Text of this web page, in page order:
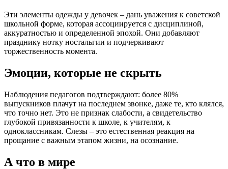
Эти элементы одежды у девочек – дань уважения к советской
школьной форме, которая ассоциируется с дисциплиной,
аккуратностью и определенной эпохой. Они добавляют
празднику нотку ностальгии и подчеркивают
торжественность момента.
Эмоции, которые не скрыть
Наблюдения педагогов подтверждают: более 80%
выпускников плачут на последнем звонке, даже те, кто клялся,
что точно нет. Это не признак слабости, а свидетельство
глубокой привязанности к школе, к учителям, к
одноклассникам. Слезы – это естественная реакция на
прощание с важным этапом жизни, на осознание.
А что в мире